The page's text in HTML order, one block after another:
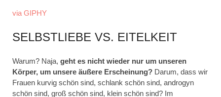
via GIPHY
SELBSTLIEBE VS. EITELKEIT
Warum? Naja, geht es nicht wieder nur um unseren
Körper, um unsere äußere Erscheinung? Darum, dass wir
Frauen kurvig schön sind, schlank schön sind, androgyn
schön sind, groß schön sind, klein schön sind? Im